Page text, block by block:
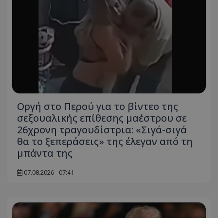
Οργή στο Περού για το βίντεο της
σεξουαλικής επίθεσης μαέστρου σε
26χρονη τραγουδίστρια: «Σιγά-σιγά
θα το ξεπεράσεις» της έλεγαν από τη
μπάντα της
07.08.2026 - 07:41
Microsoft Corporation
VISITOR_PRIVACY_METADATA
YouTube